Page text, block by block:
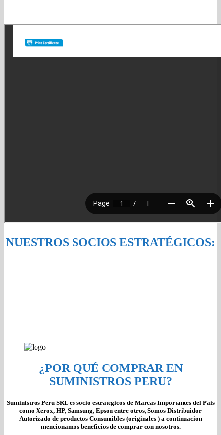
NUESTROS SOCIOS ESTRATÉGICOS:
¿POR QUÉ COMPRAR EN
SUMINISTROS PERU?
Suministros Peru SRL es socio estrategicos de Marcas Importantes del Pais
como Xerox, HP, Samsung, Epson entre otros, Somos Distribuidor
Autorizado de productos Consumibles (originales ) a continuacion
mencionamos beneficios de comprar con nosotros.